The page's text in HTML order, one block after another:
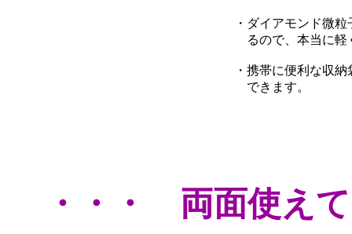
・ダイアモンド微
るので、本当に軽
・携帯に便利な収
できます。
・・・ 両面使え